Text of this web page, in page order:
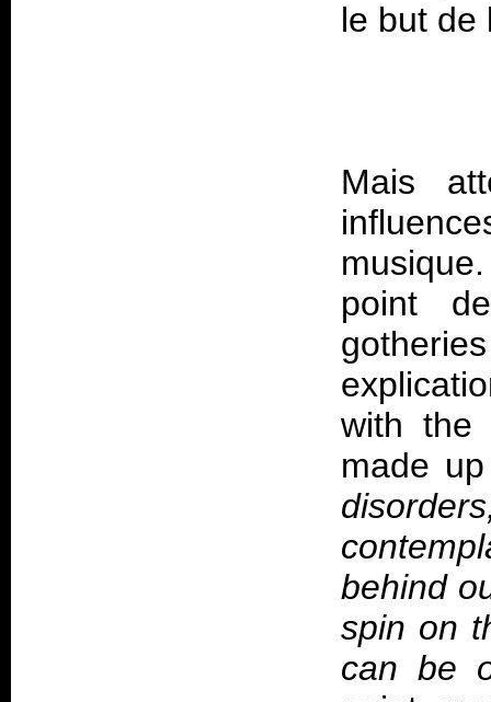
Mais
point
with the
made
behind
spin on
can be